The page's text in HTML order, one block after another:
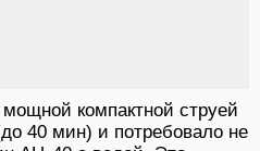
компактной струей
40 мин) и потребовало не